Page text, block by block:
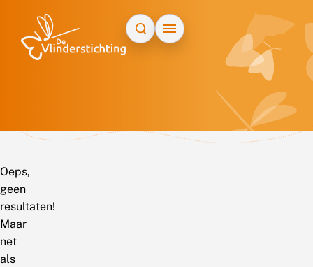
Oeps,
geen
resultaten!
Maar
net
als